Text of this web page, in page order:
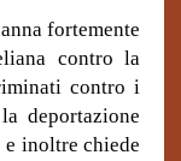
fortemente
contro la
contro i
deportazione
e inoltre chiede